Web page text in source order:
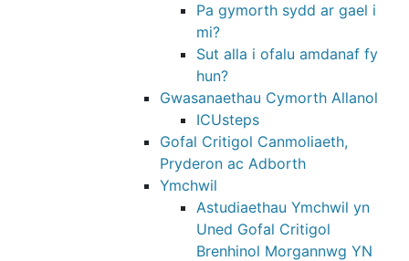
Pa gymorth sydd ar gael i
mi?
Sut alla i ofalu amdanaf fy
hun?
Gwasanaethau Cymorth Allanol
ICUsteps
Gofal Critigol Canmoliaeth,
Pryderon ac Adborth
Ymchwil
Astudiaethau Ymchwil yn
Uned Gofal Critigol
Brenhinol Morgannwg YN